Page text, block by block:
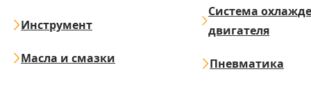
Инструмент
Масла и смазки
Система
двигателя
Пневматика